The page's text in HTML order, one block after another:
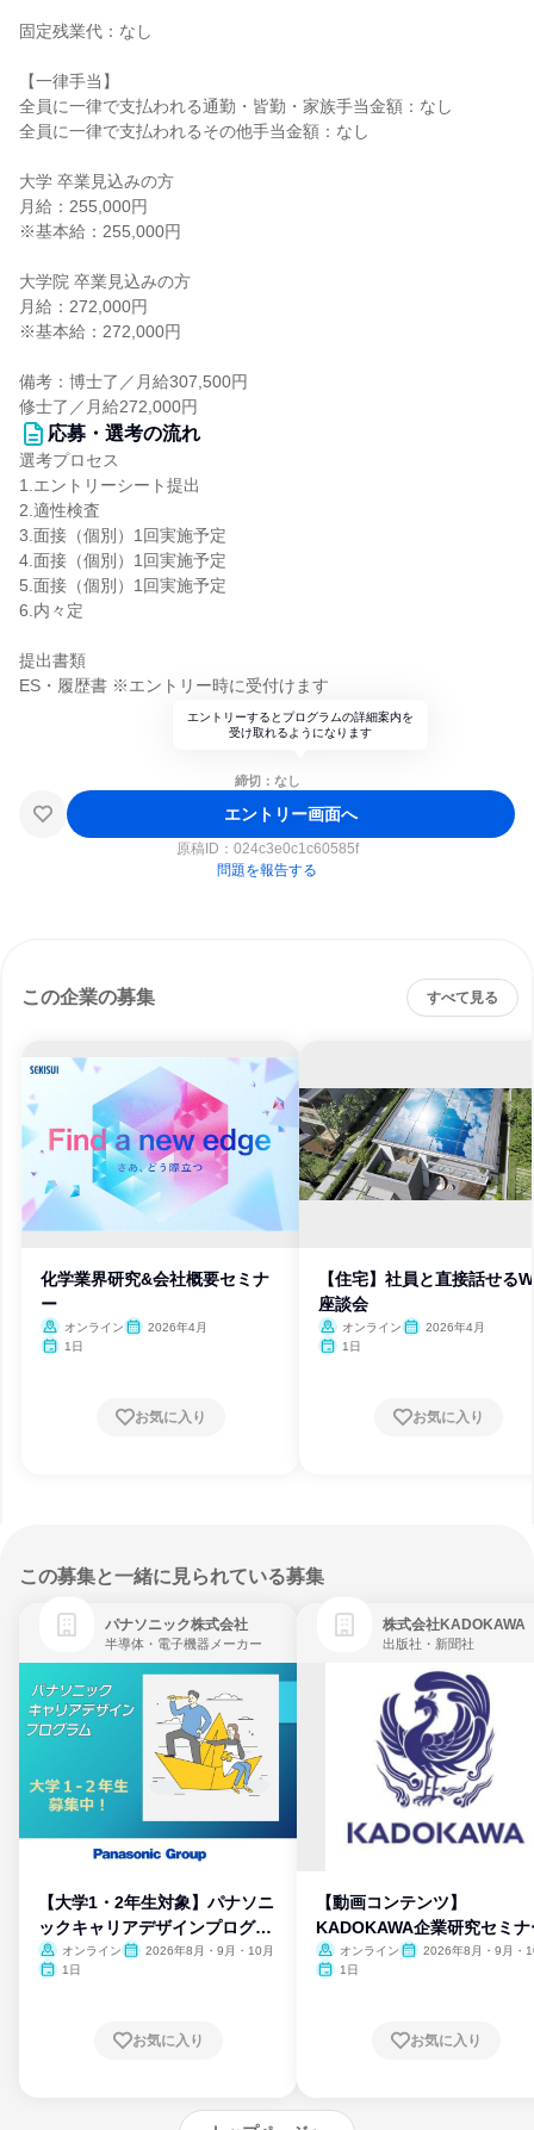
固定残業代：なし
【一律手当】
全員に一律で支払われる通勤・皆勤・家族手当金額：なし
全員に一律で支払われるその他手当金額：なし
大学 卒業見込みの方
月給：255,000円
※基本給：255,000円
大学院 卒業見込みの方
月給：272,000円
※基本給：272,000円
備考：博士了／月給307,500円
修士了／月給272,000円
応募・選考の流れ
選考プロセス
1.エントリーシート提出
2.適性検査
3.面接（個別）1回実施予定
4.面接（個別）1回実施予定
5.面接（個別）1回実施予定
6.内々定
提出書類
ES・履歴書 ※エントリー時に受付けます
エントリーするとプログラムの詳細案内を
受け取れるようになります
締切：なし
エントリー画面へ
原稿ID： 024c3e0c1c60585f
問題を報告する
この企業の募集 すべて見る
化学業界研究&会社概要セミナ
ー
オンライン
2026年4月
1日
お気に入り
【住宅】社員と直接話せる
座談会
オンライン
2026年4月
1日
お気に入り
この募集と一緒に見られている募集
パナソニック株式会社
半導体・電子機器メーカー
【大学1・2年生対象】パナソニ
ックキャリアデザインプログラ
ム
オンライン
2026年8月・9月・10月
1日
お気に入り
株式会社KADOKAWA
出版社・新聞社
【動画コンテンツ】
KADOKAWA企業研究セミナ
オンライン
2026年8月・9月・
1日
お気に入り